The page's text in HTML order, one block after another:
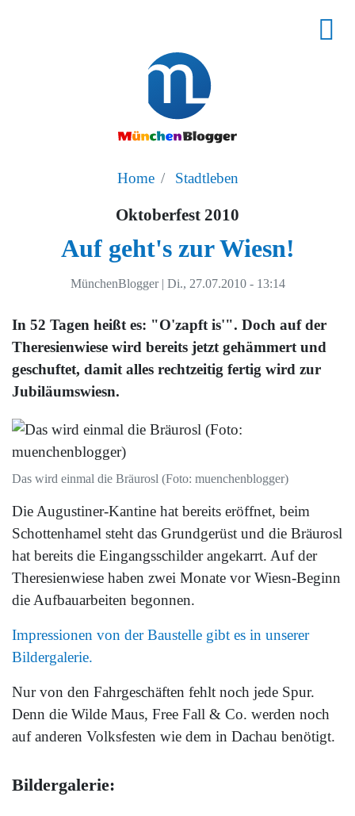
Home Stadtleben
Oktoberfest 2010
Auf geht's zur Wiesn!
MünchenBlogger | Di., 27.07.2010 - 13:14
In 52 Tagen heißt es: "O'zapft is'". Doch auf der
Theresienwiese wird bereits jetzt gehämmert und
geschuftet, damit alles rechtzeitig fertig wird zur
Jubiläumswiesn.
Das wird einmal die Bräurosl (Foto: muenchenblogger)
Die Augustiner-Kantine hat bereits eröffnet, beim
Schottenhamel steht das Grundgerüst und die Bräurosl
hat bereits die Eingangsschilder angekarrt. Auf der
Theresienwiese haben zwei Monate vor Wiesn-Beginn
die Aufbauarbeiten begonnen.
Impressionen von der Baustelle gibt es in unserer
Bildergalerie.
Nur von den Fahrgeschäften fehlt noch jede Spur.
Denn die Wilde Maus, Free Fall & Co. werden noch
auf anderen Volksfesten wie dem in Dachau benötigt.
Bildergalerie: